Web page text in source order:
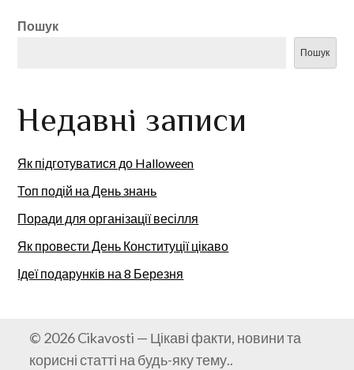
Пошук
Пошук
Недавні записи
Як підготуватися до Halloween
Топ подій на День знань
Поради для організації весілля
Як провести День Конституції цікаво
Ідеї подарунків на 8 Березня
© 2026 Cikavosti — Цікаві факти, новини та
корисні статті на будь-яку тему..